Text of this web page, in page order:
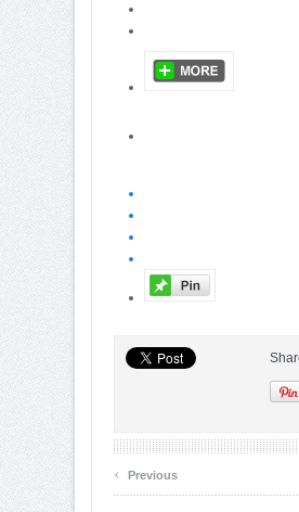
‹ Previous